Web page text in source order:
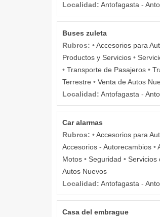
Localidad: Antofagasta -
Buses zuleta
Rubros: •Accesorios para
Productos y Servicios •
• Transporte de Pasajeros •
Terrestre • Venta de Autos
Localidad: Antofagasta -
Car alarmas
Rubros: •Accesorios para
Accesorios - Autorecambios •
Motos • Seguridad • Servicios
Autos Nuevos
Localidad: Antofagasta -
Casa del embrague